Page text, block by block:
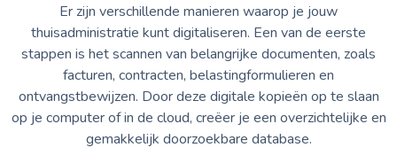
Er zijn verschillende manieren waarop je jouw
thuisadministratie kunt digitaliseren. Een van de eerste
stappen is het scannen van belangrijke documenten, zoals
facturen, contracten, belastingformulieren en
ontvangstbewijzen. Door deze digitale kopieën op te slaan
op je computer of in de cloud, creëer je een overzichtelijke en
gemakkelijk doorzoekbare database.